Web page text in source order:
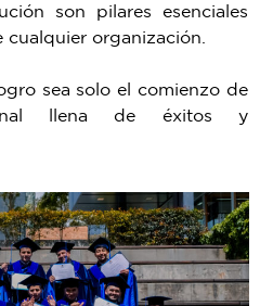
son pilares esenciales
organización.
sea solo el comienzo de
llena de éxitos y